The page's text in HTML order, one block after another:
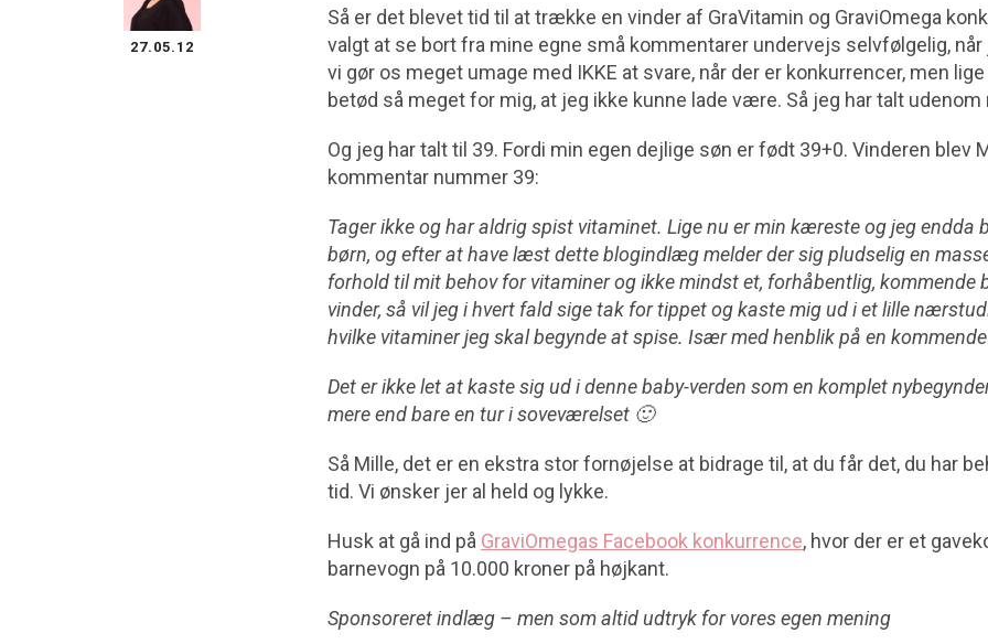
27.05.12
Så er det blevet tid til at trække en vinder af GraVitamin og GraviOmega
valgt at se bort fra mine egne små kommentarer undervejs selvfølgelig,
vi gør os meget umage med IKKE at svare, når der er konkurrencer, men
betød så meget for mig, at jeg ikke kunne lade være. Så jeg har talt udenom
Og jeg har talt til 39. Fordi min egen dejlige søn er født 39+0. Vinderen blev
kommentar nummer 39:
Tager ikke og har aldrig spist vitaminet. Lige nu er min kæreste og jeg endda
børn, og efter at have læst dette blogindlæg melder der sig pludselig en
forhold til mit behov for vitaminer og ikke mindst et, forhåbentlig, kommende
vinder, så vil jeg i hvert fald sige tak for tippet og kaste mig ud i et lille
hvilke vitaminer jeg skal begynde at spise. Især med henblik på en
Det er ikke let at kaste sig ud i denne baby-verden som en komplet
mere end bare en tur i soveværelset 🙂
Så Mille, det er en ekstra stor fornøjelse at bidrage til, at du får det, du har
tid. Vi ønsker jer al held og lykke.
Husk at gå ind på GraviOmegas Facebook konkurrence, hvor der er et
barnevogn på 10.000 kroner på højkant.
Sponsoreret indlæg – men som altid udtryk for vores egen mening